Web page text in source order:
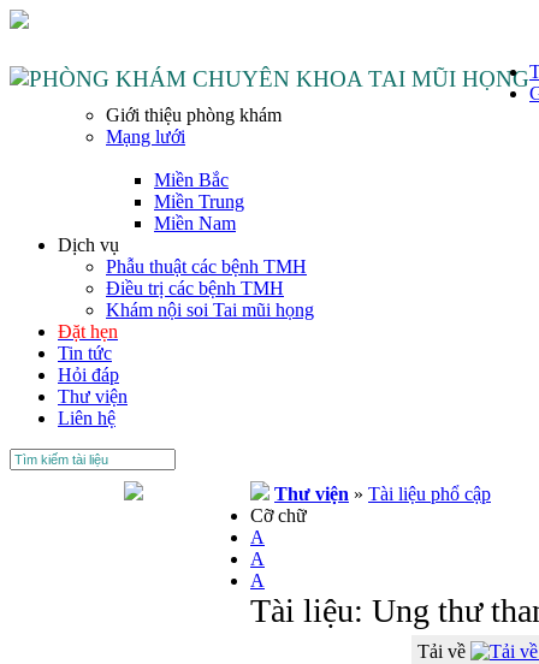
Giới thiệu phòng khám
Mạng lưới
Miền Bắc
Miền Trung
Miền Nam
Dịch vụ
Phẫu thuật các bệnh TMH
Điều trị các bệnh TMH
Khám nội soi Tai mũi họng
Đặt hẹn
Tin tức
Hỏi đáp
Thư viện
Liên hệ
Thư viện » Tài liệu phổ cập
Cỡ chữ
A
A
A
Tài liệu: Ung thư
Tải về